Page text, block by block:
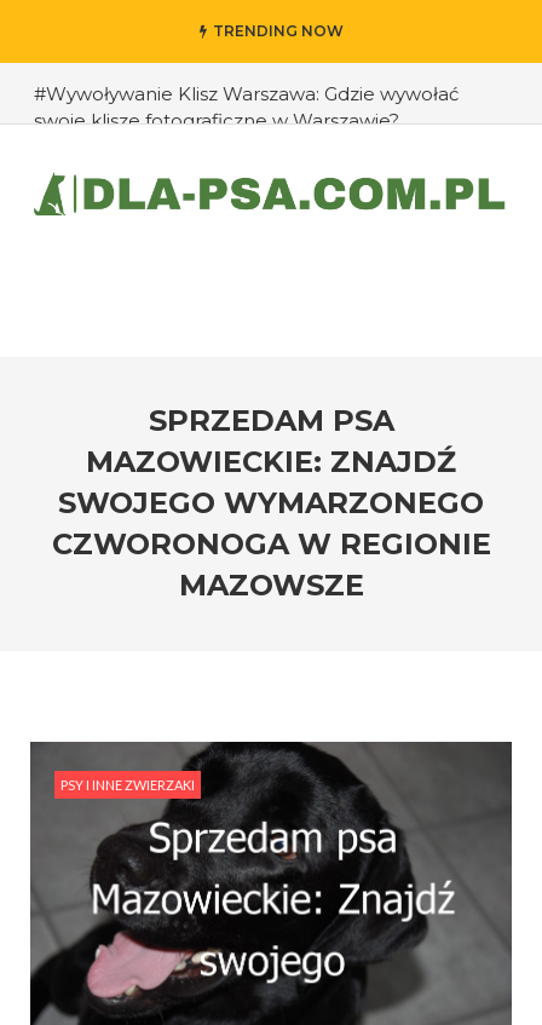
TRENDING NOW
#Wywoływanie Klisz Warszawa: Gdzie wywołać
swoje klisze fotograficzne w Warszawie?
#Jak przedłużyć życie swojego psa: rady eksperta
#Jak zapobiec ucieczkom psa?
SPRZEDAM PSA
MAZOWIECKIE: ZNAJDŹ
SWOJEGO WYMARZONEGO
CZWORONOGA W REGIONIE
MAZOWSZE
PSY I INNE ZWIERZAKI